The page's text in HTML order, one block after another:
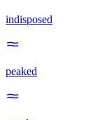
indisposed
peaked